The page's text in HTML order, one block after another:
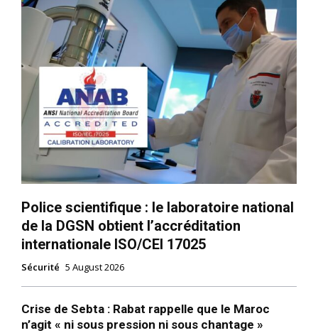
Police scientifique : le laboratoire national
de la DGSN obtient l’accréditation
internationale ISO/CEI 17025
Sécurité 5 August 2026
Crise de Sebta : Rabat rappelle que le Maroc
n’agit « ni sous pression ni sous chantage »